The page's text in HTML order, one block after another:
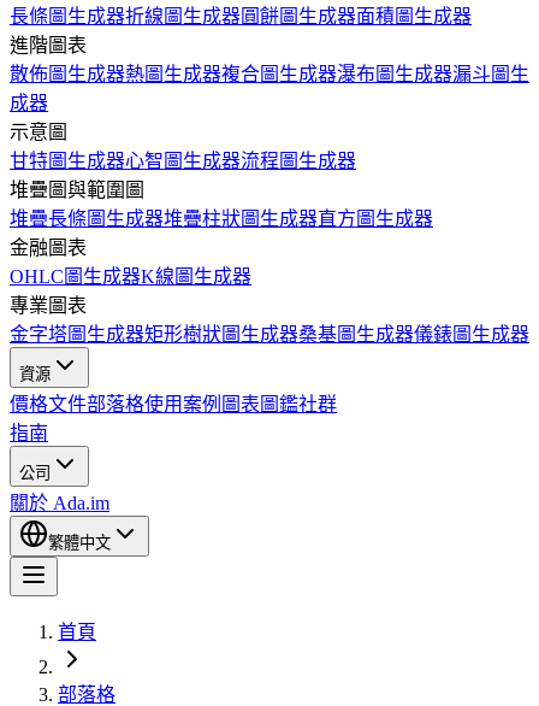
長條圖生成器折線圖生成器圓餅圖生成器面積圖生成器
進階圖表
散佈圖生成器熱圖生成器複合圖生成器瀑布圖生成器漏斗圖生
成器
示意圖
甘特圖生成器心智圖生成器流程圖生成器
堆疊圖與範圍圖
堆疊長條圖生成器堆疊柱狀圖生成器直方圖生成器
金融圖表
OHLC圖生成器K線圖生成器
專業圖表
金字塔圖生成器矩形樹狀圖生成器桑基圖生成器儀錶圖生成器
資源
價格文件部落格使用案例 圖表圖鑑社群
指南
公司
關於 Ada.im
繁體中文
首頁
部落格